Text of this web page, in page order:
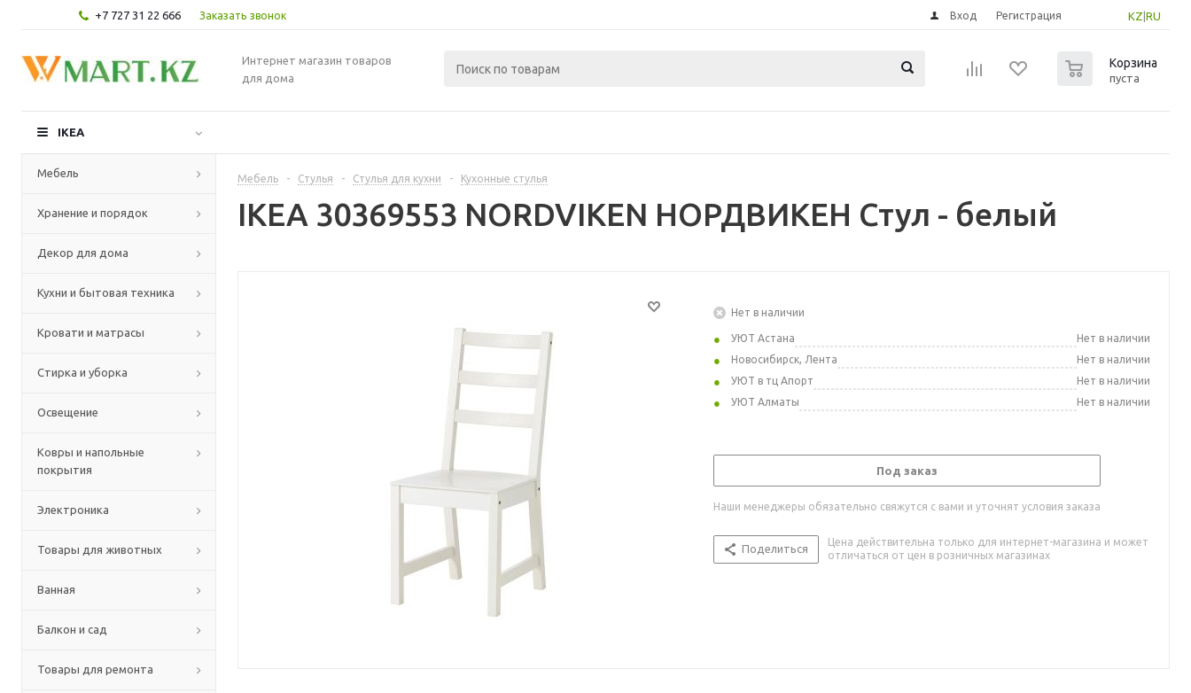
+7 727 31 22 666 Заказать звонок KZ RU
Вход Регистрация
Интернет магазин товаров
для дома
Корзина
пуста
IKEA
Мебель
Хранение и порядок
Декор для дома
Кухни и бытовая техника
Кровати и матрасы
Стирка и уборка
Освещение
Ковры и напольные
покрытия
Электроника
Товары для животных
Ванная
Балкон и сад
Товары для ремонта
Мебель - Стулья - Стулья для кухни - Кухонные стулья
IKEA 30369553 NORDVIKEN НОРДВИКЕН Стул - белый
Нет в наличии
УЮТ Астана
Нет в наличии
Новосибирск, Лента
Нет в наличии
УЮТ в тц Апорт
Нет в наличии
УЮТ Алматы
Нет в наличии
Под заказ
Наши менеджеры обязательно свяжутся с вами и уточнят условия заказа
Поделиться
Цена действительна только для интернет-магазина и может
отличаться от цен в розничных магазинах